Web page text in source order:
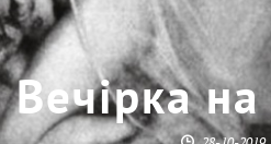
Вечірка